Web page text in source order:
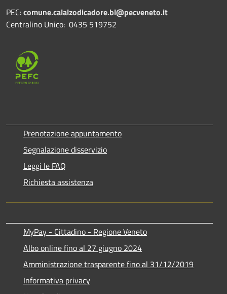
PEC:comune.calalzodicadore.bl@pecveneto.it
Centralino Unico: 0435 519752
Prenotazione appuntamento
Segnalazione disservizio
Leggi le FAQ
Richiesta assistenza
MyPay - Cittadino - Regione Veneto
Albo online fino al 27 giugno 2024
Amministrazione trasparente fino al 31/12/2019
Informativa privacy